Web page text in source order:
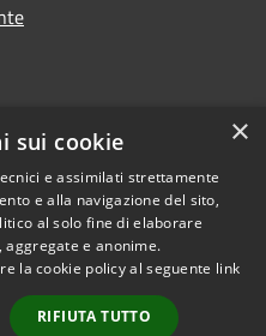
Copyright © 2026 • Comune di
Casorate Primo • Powered by
Municipium•
Accesso
×
sui cookie
e assimilati strettamente
e alla navigazione del sito,
al solo fine di elaborare
e anonime.
la cookie policy al seguente link
RIFIUTA TUTTO